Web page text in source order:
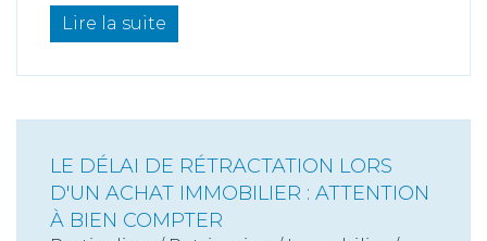
Lire la suite
LE DÉLAI DE RÉTRACTATION LORS
D'UN ACHAT IMMOBILIER : ATTENTION
À BIEN COMPTER